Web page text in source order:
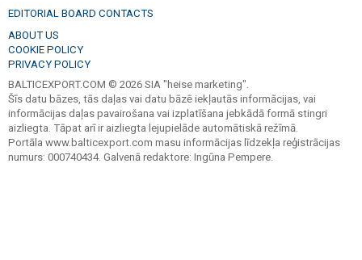
EDITORIAL BOARD CONTACTS
ABOUT US
COOKIE POLICY
PRIVACY POLICY
BALTICEXPORT.COM © 2026 SIA "heise marketing".
Šīs datu bāzes, tās daļas vai datu bāzē iekļautās informācijas, vai
informācijas daļas pavairošana vai izplatīšana jebkādā formā stingri
aizliegta. Tāpat arī ir aizliegta lejupielāde automātiskā režīmā.
Portāla www.balticexport.com masu informācijas līdzekļa reģistrācijas
numurs: 000740434. Galvenā redaktore: Ingūna Pempere.